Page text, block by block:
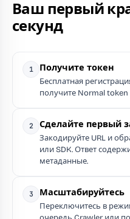
Ваш первый
секунд
1 Получите токен
Бесплатная
получите Normal token
2 Сделайте первый
Закодируйте URL и
или SDK. Ответ
метаданные.
3 Масштабируйтесь
Переключитесь в